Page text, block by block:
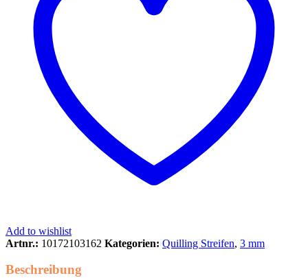
Add to wishlist
Artnr.: 10172103162 Kategorien: Quilling Streifen, 3 mm
Beschreibung